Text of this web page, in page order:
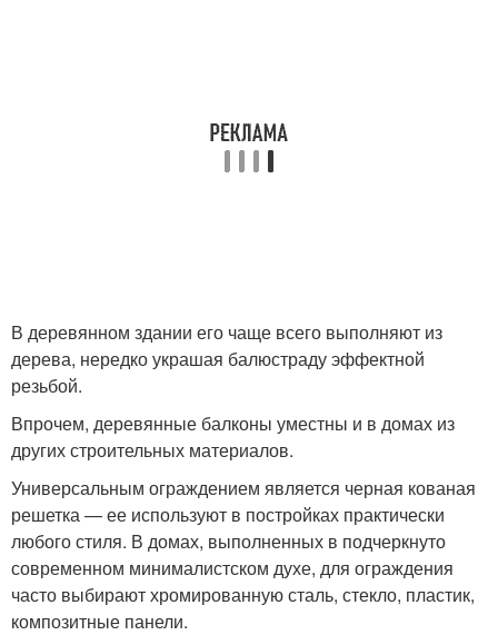
В деревянном здании его чаще всего выполняют из
дерева, нередко украшая балюстраду эффектной
резьбой.
Впрочем, деревянные балконы уместны и в домах из
других строительных материалов.
Универсальным ограждением является черная кованая
решетка — ее используют в постройках практически
любого стиля. В домах, выполненных в подчеркнуто
современном минималистском духе, для ограждения
часто выбирают хромированную сталь, стекло, пластик,
композитные панели.